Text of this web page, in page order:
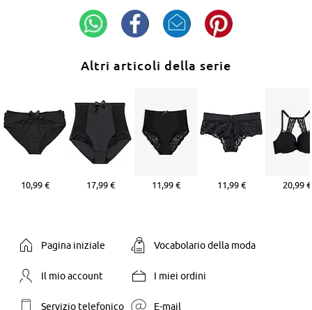
Altri articoli della serie
10,99 € 17,99 € 11,99 € 11,99 € 20,99 €
Pagina iniziale Vocabolario della moda
Il mio account I miei ordini
Servizio telefonico E-mail